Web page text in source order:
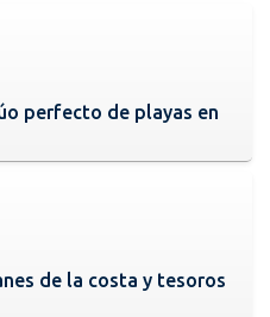
perfecto de playas en
de la costa y tesoros